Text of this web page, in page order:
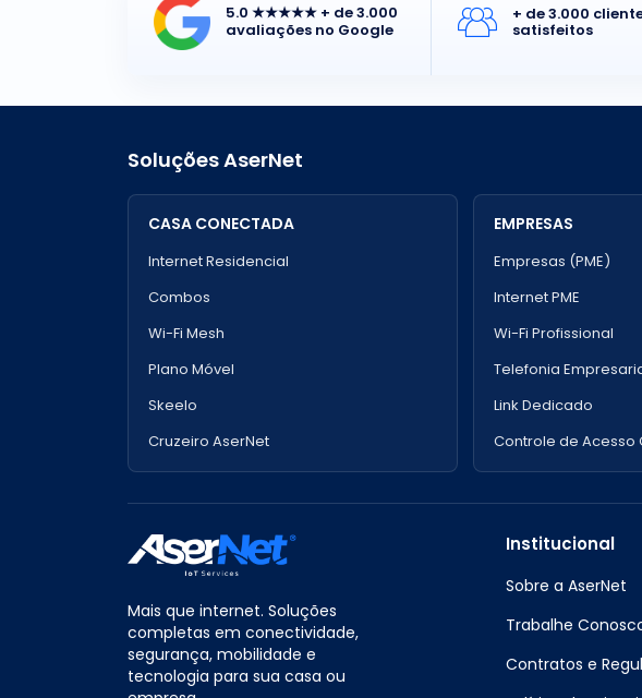
5.0 ★★★★★ + de 3.000
avaliações no Google
+ de 3.000
satisfeitos
Soluções AserNet
CASA CONECTADA
Internet Residencial
Combos
Wi-Fi Mesh
Plano Móvel
Skeelo
Cruzeiro AserNet
EMPRESAS
Empresas (PME)
Internet PME
Wi-Fi Profissional
Telefonia
Link Dedicado
Controle de Acesso
Mais que internet. Soluções
completas em conectividade,
segurança, mobilidade e
tecnologia para sua casa ou
Institucional
Sobre a AserNet
Trabalhe
Contratos e